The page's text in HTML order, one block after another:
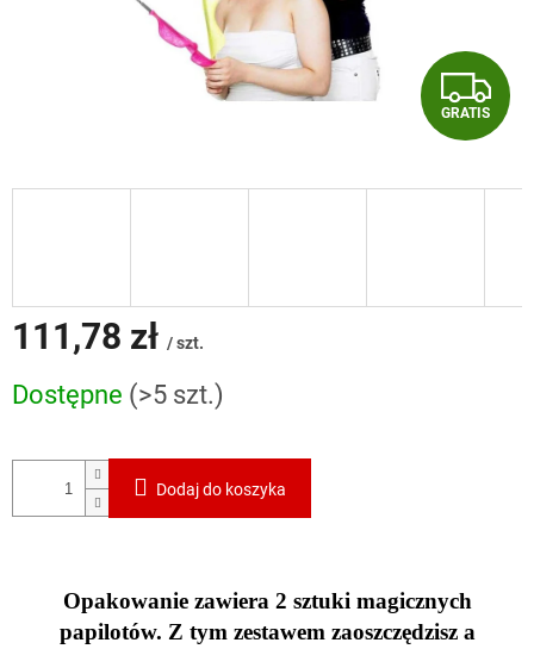
G
R
A
GRATIS
111,78 zł / szt.
jednostkowa:
Dostępne (>5 szt.)
Dodaj do koszyka
Opakowanie zawiera 2 sztuki magicznych
papilotów. Z tym zestawem zaoszczędzisz a